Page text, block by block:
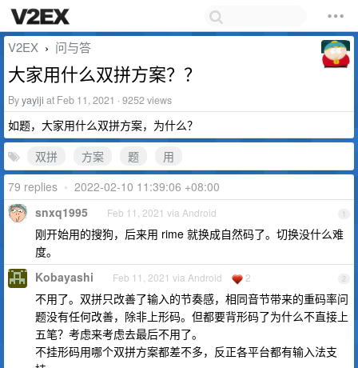
V2EX › 问与答
大家用什么双拼方案？？
Byyayiji at Feb 11, 2021 · 9252 views
如题，大家用什么双拼方案，为什么？
双拼
方案 题
用
79 replies • 2022-02-10 11:39:06 +08:00
1
snxq1995 Feb 11, 2021 via Android
刚开始用的搜狗，后来用 rime 就换成自然码了。切换没什么难
度。
2
Kobayashi Feb 11, 2021 via Android 2
不用了。双拼只改善了输入的节奏感，相同音节带来的重码率问
题没有任何改善，除非上形码。但都要背形码了为什么不直接上
五笔？考虑来考虑去最后不用了。
不挂形码用哪个双拼方案都差不多，反正各平台都有输入法支